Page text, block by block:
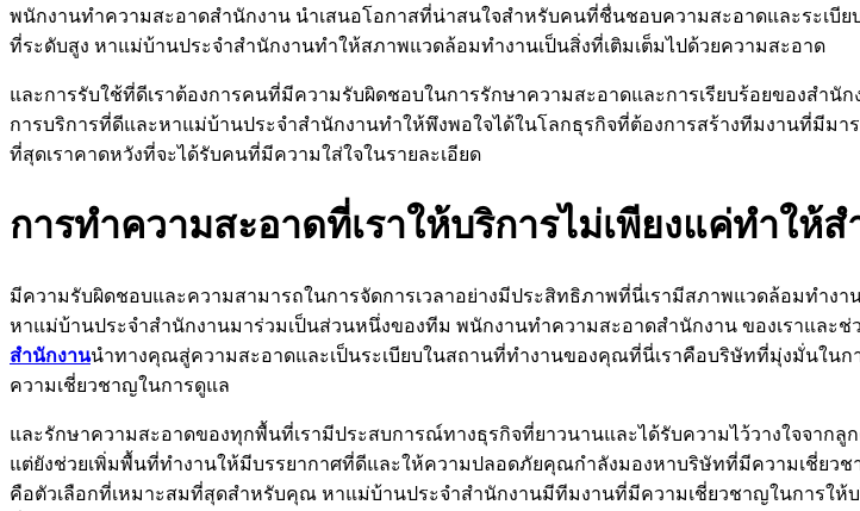
พนักงานทำความสะอาดสำนักงาน นำเสนอโอกาสที่น่าสนใจสำหรับคนที่ชื่นชอบความสะอาดและระเบี
ที่ระดับสูง หาแม่บ้านประจำสำนักงานทำให้สภาพแวดล้อมทำงานเป็นสิ่งที่เติมเต็มไปด้วยความสะอาด
และการรับใช้ที่ดีเราต้องการคนที่มีความรับผิดชอบในการรักษาความสะอาดและการเรียบร้อยของสำนัก
การบริการที่ดีและหาแม่บ้านประจำสำนักงานทำให้พึงพอใจได้ในโลกธุรกิจที่ต้องการสร้างทีมงานที่มี
ที่สุดเราคาดหวังที่จะได้รับคนที่มีความใส่ใจในรายละเอียด
การทำความสะอาดที่เราให้บริการไม่เพียงแค่ทำให้
มีความรับผิดชอบและความสามารถในการจัดการเวลาอย่างมีประสิทธิภาพที่นี่เรามีสภาพแวดล้อมทำง
หาแม่บ้านประจำสำนักงานมาร่วมเป็นส่วนหนึ่งของทีม พนักงานทำความสะอาดสำนักงาน ของเราแล
สำนักงานนำทางคุณสู่ความสะอาดและเป็นระเบียบในสถานที่ทำงานของคุณที่นี่เราคือบริษัทที่มุ่งมั่นใ
ความเชี่ยวชาญในการดูแล
และรักษาความสะอาดของทุกพื้นที่เรามีประสบการณ์ทางธุรกิจที่ยาวนานและได้รับความไว้วางใจจาก
แต่ยังช่วยเพิ่มพื้นที่ทำงานให้มีบรรยากาศที่ดีและให้ความปลอดภัยคุณกำลังมองหาบริษัทที่มีความเชี่ย
คือตัวเลือกที่เหมาะสมที่สุดสำหรับคุณ หาแม่บ้านประจำสำนักงานมีทีมงานที่มีความเชี่ยวชาญในการใ